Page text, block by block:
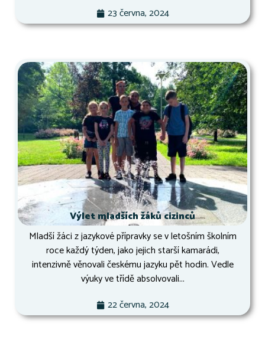
23 června, 2024
Výlet mladších žáků cizinců
Mladší žáci z jazykové přípravky se v letošním školním
roce každý týden, jako jejich starší kamarádi,
intenzivně věnovali českému jazyku pět hodin. Vedle
výuky ve třídě absolvovali...
22 června, 2024